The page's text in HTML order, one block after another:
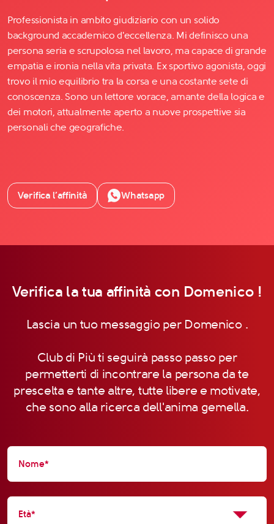
Professionista in ambito giudiziario con un solido
background accademico d'eccellenza. Mi definisco una
persona seria e scrupolosa nel lavoro, ma capace di grande
empatia e ironia nella vita privata. Ex sportivo agonista, oggi
trovo il mio equilibrio tra la corsa e una costante sete di
conoscenza. Sono un lettore vorace, amante della logica e
dei motori, attualmente aperto a nuove prospettive sia
personali che geografiche.
Verifica l’affinità Whatsapp
Verifica la tua affinità con Domenico !
Lascia un tuo messaggio per Domenico .
Club di Più ti seguirà passo passo per
permetterti di incontrare la persona da te
prescelta e tante altre, tutte libere e motivate,
che sono alla ricerca dell'anima gemella.